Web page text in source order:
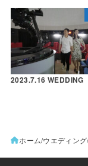
2023.7.16 WEDDING
ホームウエディング